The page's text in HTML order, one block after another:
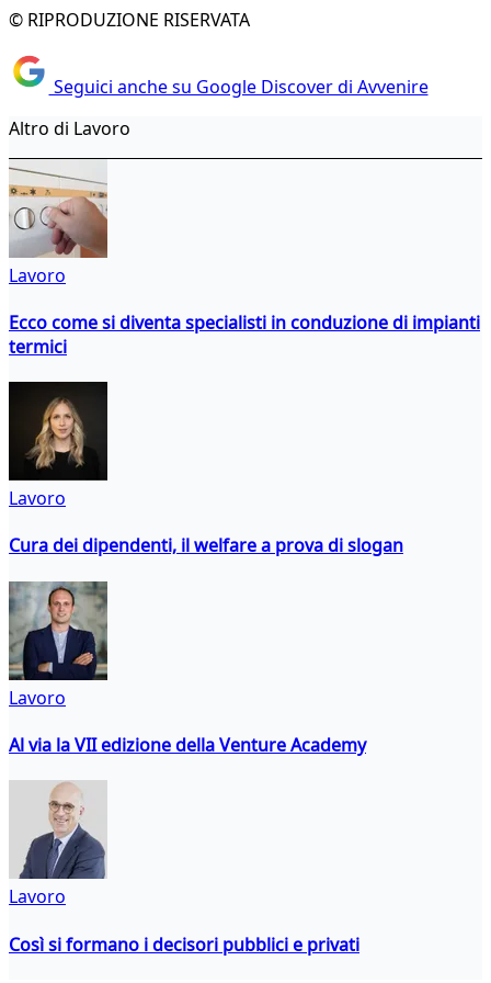
© RIPRODUZIONE RISERVATA
Seguici anche su Google Discover di Avvenire
Altro di Lavoro
Lavoro
Ecco come si diventa specialisti in conduzione di impianti
termici
Lavoro
Cura dei dipendenti, il welfare a prova di slogan
Lavoro
Al via la VII edizione della Venture Academy
Lavoro
Così si formano i decisori pubblici e privati